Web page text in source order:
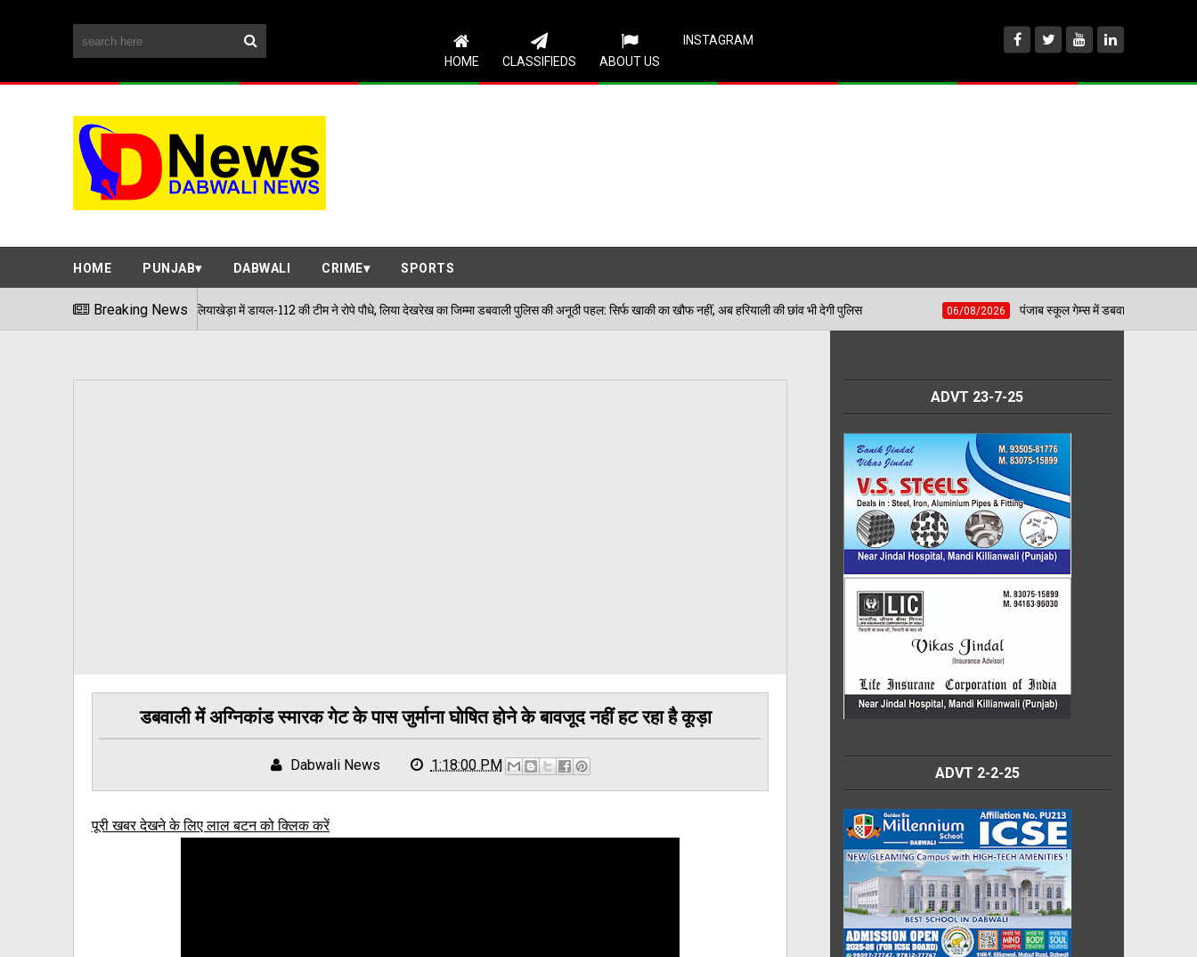
HOME CLASSIFIEDS ABOUT US
INSTAGRAM
HOME PUNJAB DABWALI CRIME SPORTS
Breaking News
ग्रीन संकल्प: रिसालियाखेड़ा में डायल-112 की टीम ने रोपे पौधे, लिया देखरेख का जिम्मा डबवाली पुलिस की अनूठी पहल: सिर्फ खाकी का खौफ नहीं, अब हरियाली की छांव भी देगी पुलिस 06/08/2026 पंजाब स्कूल गेम्स में डबवाली टीटी अकादमी का दबदबा, 4 बेटियों ने
डबवाली में अग्निकांड स्मारक गेट के पास जुर्माना घोषित होने के बावजूद नहीं हट रहा है कूड़ा
Dabwali News 1:18:00 PM
पूरी खबर देखने के लिए लाल बटन को क्लिक करें
ADVT 23-7-25
ADVT 2-2-25